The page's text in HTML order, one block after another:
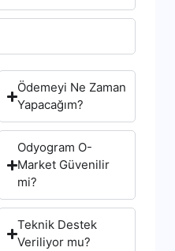
Ödemeyi Ne Zaman
Yapacağım?
Odyogram O-
Market Güvenilir
mi?
Teknik Destek
Veriliyor mu?